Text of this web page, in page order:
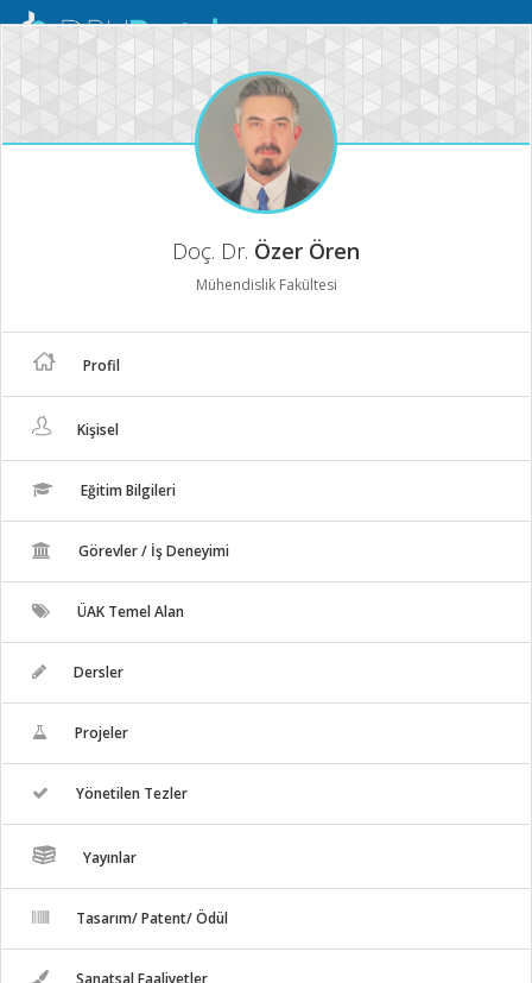
Mobil
Doç. Dr. Özer Ören
Mühendislik Fakültesi
Profil
Kişisel
Eğitim Bilgileri
Görevler / İş Deneyimi
ÜAK Temel Alan
Dersler
Projeler
Yönetilen Tezler
Yayınlar
Tasarım/ Patent/ Ödül
Sanatsal Faaliyetler